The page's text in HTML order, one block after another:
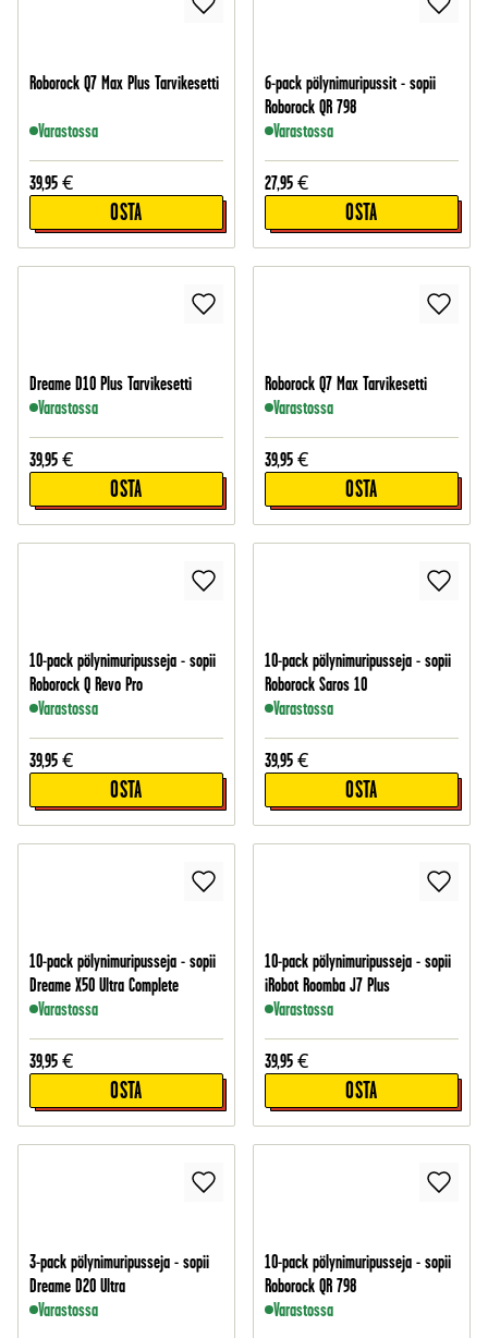
Roborock Q7 Max Plus Tarvikesetti
Varastossa
39,95 €
OSTA
6-pack pölynimuripussit - sopii
Roborock QR 798
Varastossa
27,95 €
OSTA
Dreame D10 Plus Tarvikesetti
Varastossa
39,95 €
OSTA
Roborock Q7 Max Tarvikesetti
Varastossa
39,95 €
OSTA
10-pack pölynimuripusseja - sopii
Roborock Q Revo Pro
Varastossa
39,95 €
OSTA
10-pack pölynimuripusseja - sopii
Roborock Saros 10
Varastossa
39,95 €
OSTA
10-pack pölynimuripusseja - sopii
Dreame X50 Ultra Complete
Varastossa
39,95 €
OSTA
10-pack pölynimuripusseja - sopii
iRobot Roomba J7 Plus
Varastossa
39,95 €
OSTA
3-pack pölynimuripusseja - sopii
Dreame D20 Ultra
Varastossa
10-pack pölynimuripusseja - sopii
Roborock QR 798
Varastossa